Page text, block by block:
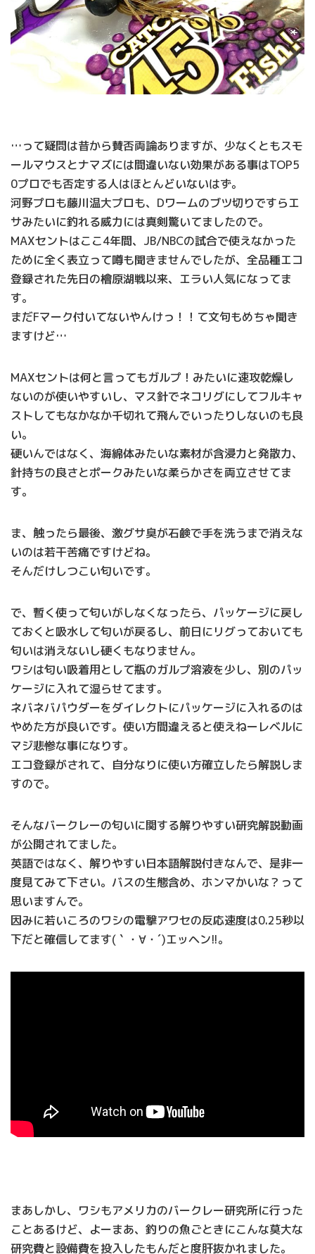
…って疑問は昔から賛否両論ありますが、少なくともスモ
ールマウスとナマズには間違いない効果がある事はTOP5
0プロでも否定する人はほとんどいないはず。
河野プロも藤川温大プロも、Dワームのブツ切りですらエ
サみたいに釣れる威力には真剣驚いてましたので。
MAXセントはここ4年間、JB/NBCの試合で使えなかった
ために全く表立って噂も聞きませんでしたが、全品種エコ
登録された先日の檜原湖戦以来、エラい人気になってま
す。
まだFマーク付いてないやんけっ！！て文句もめちゃ聞き
ますけど…
MAXセントは何と言ってもガルプ！みたいに速攻乾燥し
ないのが使いやすいし、マス針でネコリグにしてフルキャ
ストしてもなかなか千切れて飛んでいったりしないのも良
い。
硬いんではなく、海綿体みたいな素材が含浸力と発散力、
針持ちの良さとポークみたいな柔らかさを両立させてま
す。
ま、触ったら最後、激グサ臭が石鹸で手を洗うまで消えな
いのは若干苦痛ですけどね。
そんだけしつこい匂いです。
で、暫く使って匂いがしなくなったら、パッケージに戻し
ておくと吸水して匂いが戻るし、前日にリグっておいても
匂いは消えないし硬くもなりません。
ワシは匂い吸着用として瓶のガルプ溶液を少し、別のパッ
ケージに入れて湿らせてます。
ネバネバパウダーをダイレクトにパッケージに入れるのは
やめた方が良いです。使い方間違えると使えねーレベルに
マジ悲惨な事になりす。
エコ登録がされて、自分なりに使い方確立したら解説しま
すので。
そんなバークレーの匂いに関する解りやすい研究解説動画
が公開されてました。
英語ではなく、解りやすい日本語解説付きなんで、是非一
度見てみて下さい。バスの生態含め、ホンマかいな？って
思いますんで。
因みに若いころのワシの電撃アワセの反応速度は0.25秒以
下だと確信してます(｀・∀・´)エッヘン!!。
まあしかし、ワシもアメリカのバークレー研究所に行った
ことあるけど、よーまあ、釣りの魚ごときにこんな莫大な
研究費と設備費を投入したもんだと度肝抜かれました。